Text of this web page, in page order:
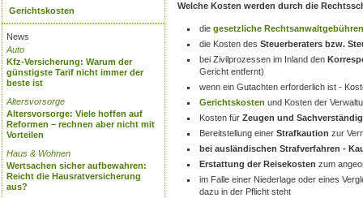
Gerichtskosten
News
Auto
Kfz-Versicherung: Warum der
günstigste Tarif nicht immer der
beste ist
Altersvorsorge
Altersvorsorge: Viele hoffen auf
Reformen – rechnen aber nicht mit
Vorteilen
Haus & Wohnen
Wertsachen sicher aufbewahren:
Reicht die Hausratversicherung
aus?
Welche Kosten werden durch die
die gesetzliche Rechtsanwaltgebühren
die Kosten des Steuerberaters bzw.
bei Zivilprozessen im Inland den
Gericht entfernt)
wenn ein Gutachten erforderlich ist -
Gerichtskosten und Kosten der
Kosten für Zeugen und
Bereitstellung einer Strafkaution zur
bei ausländischen Strafverfahren -
Erstattung der Reisekosten zum
im Falle einer Niederlage oder eines
dazu in der Pflicht steht